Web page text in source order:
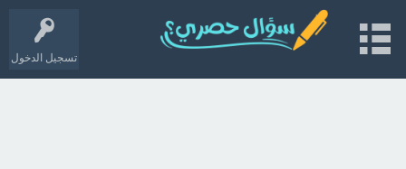
تسجيل الدخول